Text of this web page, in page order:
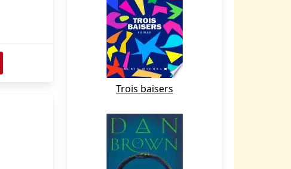
Trois baisers